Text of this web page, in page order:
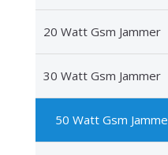
20 Watt Gsm Jammer
30 Watt Gsm Jammer
50 Watt Gsm